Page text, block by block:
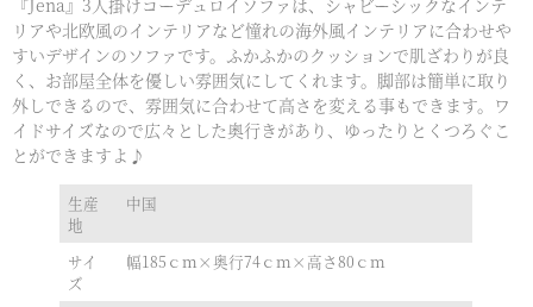
リアや北欧風のインテリアなど憧れの海外風インテリアに合わせや
すいデザインのソファです。ふかふかのクッションで肌ざわりが良
く、お部屋全体を優しい雰囲気にしてくれます。脚部は簡単に取り
外しできるので、雰囲気に合わせて高さを変える事もできます。ワ
イドサイズなので広々とした奥行きがあり、ゆったりとくつろぐこ
とができますよ♪
生産
地
中国
サイ
ズ
幅185ｃｍ×奥行74ｃｍ×高さ80ｃｍ